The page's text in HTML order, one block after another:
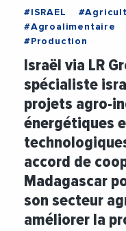
#ISRAEL
#Agroalimentaire
#Production
Israël via LR
spécialiste
projets agro-
énergétiques
accord de
Madagascar
son secteur
améliorer la